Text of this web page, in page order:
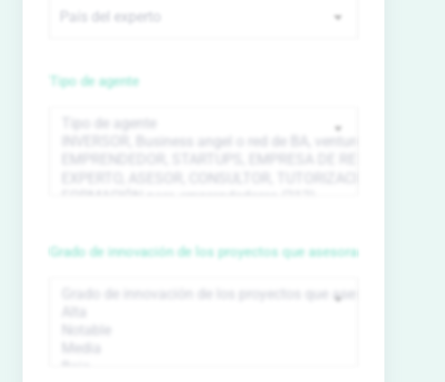
Tipo de agente
Grado de innovación de los proyectos que asesora